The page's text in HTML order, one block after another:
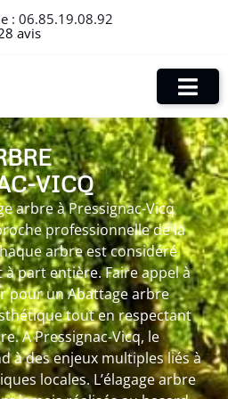
: 06.85.19.08.92
avis
VICQ
arbre à Pressignac-Vicq
professionnelle de la
arbre est considéré
part entière. Faire appel à
pour un Abattage arbre
tout en respectant
A Pressignac-Vicq, le
à des enjeux multiples liés à
locales. L’élagage arbre